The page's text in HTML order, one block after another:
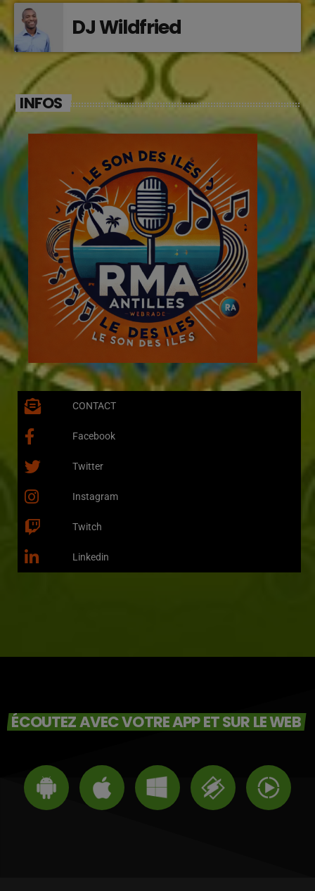
DJ Wildfried
INFOS
CONTACT
Facebook
Twitter
Instagram
Twitch
Linkedin
ÉCOUTEZ AVEC VOTRE APP ET SUR LE WEB